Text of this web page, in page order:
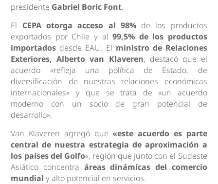
presidente Gabriel Boric Font.
El CEPA otorga acceso al 98%de los productos
exportados por Chile y al99,5% de los productos
importados desde EAU. El ministro de Relaciones
Exteriores, Alberto van Klaveren, destacó que el
acuerdo «refleja una política de Estado, de
diversificación de nuestras relaciones económicas
internacionales» y que se trata de «un acuerdo
moderno con un socio de gran potencial de
desarrollo».
Van Klaveren agregó que«este acuerdo es parte
central de nuestra estrategia de aproximación a
los países del Golfo«, región que junto con el Sudeste
Asiático concentra áreas dinámicas del comercio
mundial y alto potencial en servicios.